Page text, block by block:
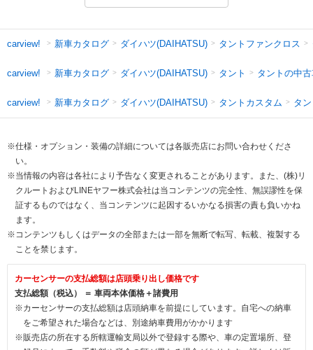
carview! 新車カタログ ダイハツ(DAIHATSU) タントファンクロス
carview! 新車カタログ ダイハツ(DAIHATSU) タント タントの中
carview! 新車カタログ ダイハツ(DAIHATSU) タントカスタム タ
※仕様・オプション・装備の詳細については各販売店にお問い合わせくださ
い。
※当情報の内容は各社により予告なく変更されることがあります。また、(株)リ
クルートおよびLINEヤフー株式会社は当コンテンツの完全性、無誤謬性を保
証するものではなく、当コンテンツに起因するいかなる損害の責も負いかね
ます。
※コンテンツもしくはデータの全部または一部を無断で転写、転載、複製する
ことを禁じます。
カーセンサーの支払総額は店頭乗り出し価格です
支払総額（税込） ＝ 車両本体価格＋諸費用
※カーセンサーの支払総額は店頭納車を前提にしています。自宅への納車
をご希望された場合などは、別途納車費用がかかります
※販売店の所在する所轄運輸支局以外で登録する際や、車の定置場所、登